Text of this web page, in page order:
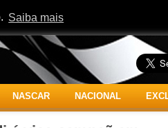
Saiba mais
NASCAR NACIONAL